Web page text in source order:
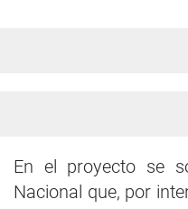
En el proyecto se
Nacional que, por